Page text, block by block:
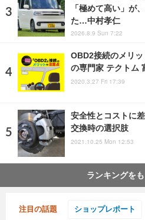
「極めて高い」が
た…中村孝仁
2026.8.9 Sun 7:22
OBD2接続のメリ
の専門家 テクトム
2020.3.27 Fri 17:39
安全性とコストに
交換時の選択肢
2021.10.25 Mon 12:53
ランキングを
注目の話題 ショップレポート